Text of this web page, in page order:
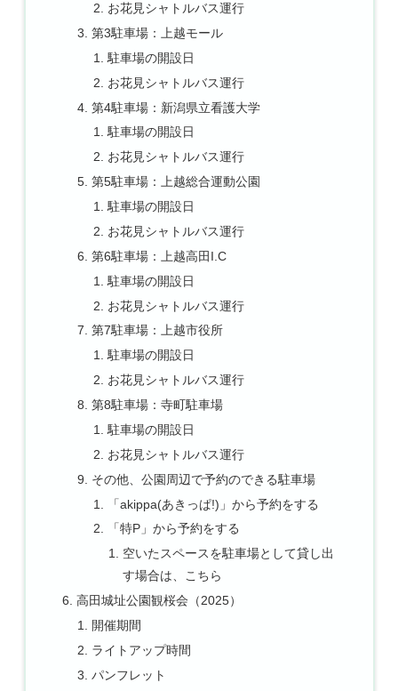
お花見シャトルバス運行
第3駐車場：上越モール
駐車場の開設日
お花見シャトルバス運行
第4駐車場：新潟県立看護大学
駐車場の開設日
お花見シャトルバス運行
第5駐車場：上越総合運動公園
駐車場の開設日
お花見シャトルバス運行
第6駐車場：上越高田I.C
駐車場の開設日
お花見シャトルバス運行
第7駐車場：上越市役所
駐車場の開設日
お花見シャトルバス運行
第8駐車場：寺町駐車場
駐車場の開設日
お花見シャトルバス運行
その他、公園周辺で予約のできる駐車場
「akippa(あきっぱ!)」から予約をする
「特P」から予約をする
空いたスペースを駐車場として貸し出
す場合は、こちら
高田城址公園観桜会（2025）
開催期間
ライトアップ時間
パンフレット